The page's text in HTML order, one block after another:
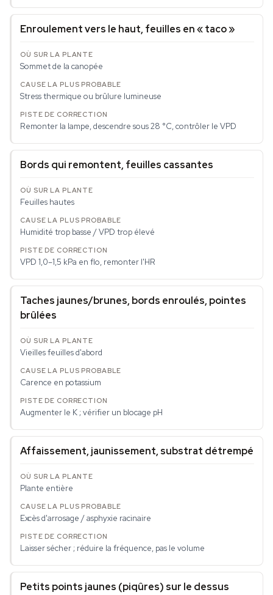
Enroulement vers le haut, feuilles en « taco »
Sommet de la canopée
Stress thermique ou brûlure lumineuse
Remonter la lampe, descendre sous 28 °C, contrôler le VPD
Bords qui remontent, feuilles cassantes
Feuilles hautes
Humidité trop basse / VPD trop élevé
VPD 1,0–1,5 kPa en flo, remonter l'HR
Taches jaunes/brunes, bords enroulés, pointes
brûlées
Vieilles feuilles d'abord
Carence en potassium
Augmenter le K ; vérifier un blocage pH
Affaissement, jaunissement, substrat détrempé
Plante entière
Excès d'arrosage / asphyxie racinaire
Laisser sécher ; réduire la fréquence, pas le volume
Petits points jaunes (piqûres) sur le dessus